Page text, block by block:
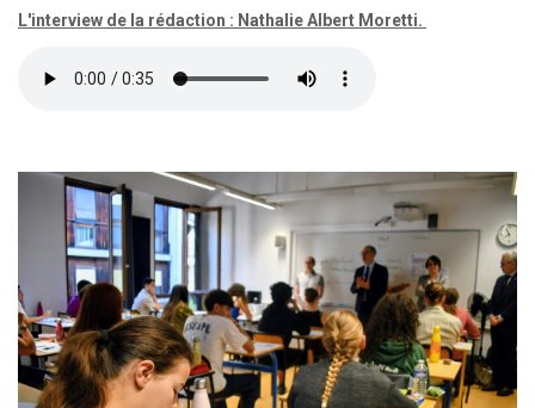
L'interview de la rédaction : Nathalie Albert Moretti.